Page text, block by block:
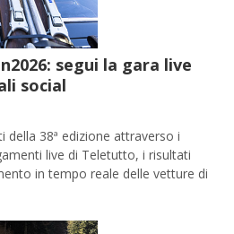
segui la gara live
social
della 38ª edizione attraverso i
live di Teletutto, i risultati
in tempo reale delle vetture di